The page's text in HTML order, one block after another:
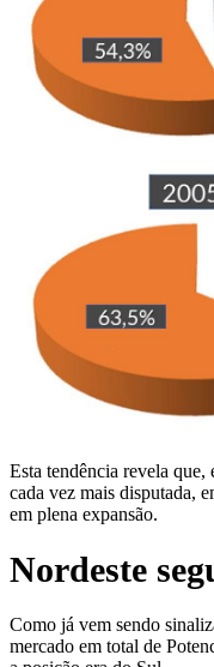
Esta tendência revela que,
cada vez mais disputada,
em plena expansão.
Nordeste
Como já vem sendo
mercado em total de